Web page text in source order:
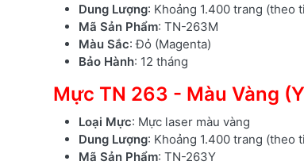
Dung Lượng: Khoảng 1.400 trang (theo
Mã Sản Phẩm: TN-263M
Màu Sắc: Đỏ (Magenta)
Bảo Hành: 12 tháng
Mực TN 263 - Màu Vàng
Loại Mực: Mực laser màu vàng
Dung Lượng: Khoảng 1.400 trang (theo
Mã Sản Phẩm: TN-263Y